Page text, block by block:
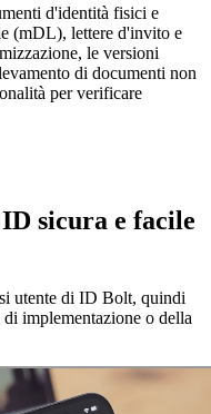
d'identità fisici e
(mDL), lettere d'invito e
le versioni
di documenti non
per verificare
sicura e facile
utente di ID Bolt, quindi
implementazione o della